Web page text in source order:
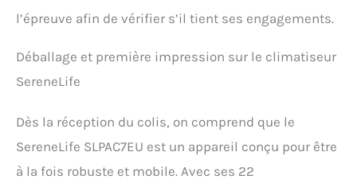
l’épreuve afin de vérifier s’il tient ses engagements.
Déballage et première impression sur le climatiseur
SereneLife
Dès la réception du colis, on comprend que le
SereneLife SLPAC7EU est un appareil conçu pour être
à la fois robuste et mobile. Avec ses 22